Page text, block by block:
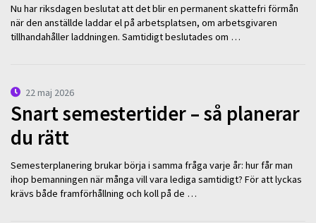
Nu har riksdagen beslutat att det blir en permanent skattefri förmån
när den anställde laddar el på arbetsplatsen, om arbetsgivaren
tillhandahåller laddningen. Samtidigt beslutades om …
22 maj 2026
Snart semestertider – så planerar
du rätt
Semesterplanering brukar börja i samma fråga varje år: hur får man
ihop bemanningen när många vill vara lediga samtidigt? För att lyckas
krävs både framförhållning och koll på de …